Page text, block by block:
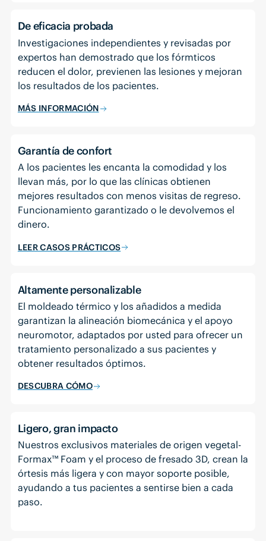
De eficacia probada
Investigaciones independientes y revisadas por
expertos han demostrado que los fórmticos
reducen el dolor, previenen las lesiones y mejoran
los resultados de los pacientes.
MÁS INFORMACIÓN
Garantía de confort
A los pacientes les encanta la comodidad y los
llevan más, por lo que las clínicas obtienen
mejores resultados con menos visitas de regreso.
Funcionamiento garantizado o le devolvemos el
dinero.
LEER CASOS PRÁCTICOS
Altamente personalizable
El moldeado térmico y los añadidos a medida
garantizan la alineación biomecánica y el apoyo
neuromotor, adaptados por usted para ofrecer un
tratamiento personalizado a sus pacientes y
obtener resultados óptimos.
DESCUBRA CÓMO
Ligero, gran impacto
Nuestros exclusivos materiales de origen vegetal-
Formax™ Foam y el proceso de fresado 3D, crean la
órtesis más ligera y con mayor soporte posible,
ayudando a tus pacientes a sentirse bien a cada
paso.